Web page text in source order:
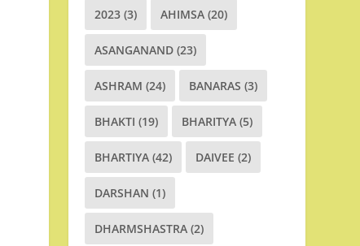
2023 (3) AHIMSA (20)
ASANGANAND (23)
ASHRAM (24) BANARAS (3)
BHAKTI (19) BHARITYA (5)
BHARTIYA (42) DAIVEE (2)
DARSHAN (1)
DHARMSHASTRA (2)